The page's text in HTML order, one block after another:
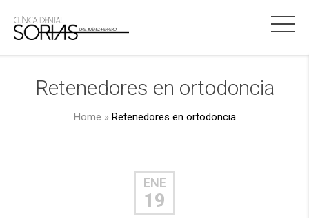
Retenedores en ortodoncia
Home » Retenedores en ortodoncia
ENE
19